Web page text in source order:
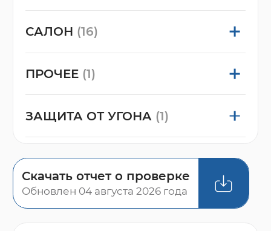
САЛОН (16)
ПРОЧЕЕ (1)
ЗАЩИТА ОТ УГОНА (1)
Скачать отчет о проверке
Обновлен 04 августа 2026 года